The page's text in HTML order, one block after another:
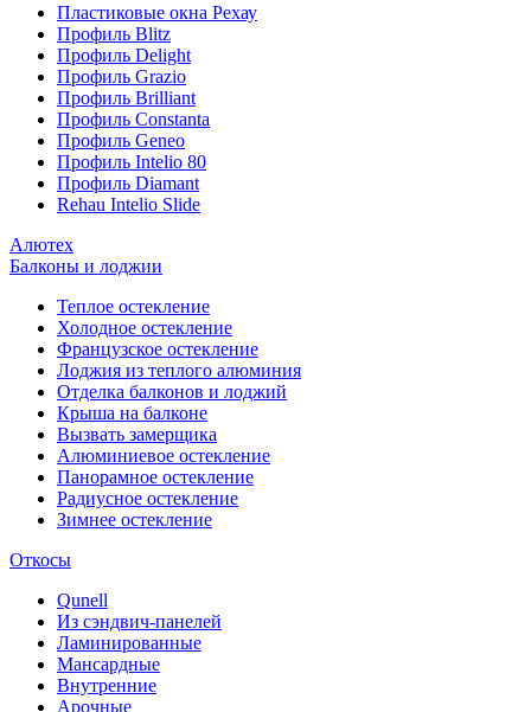
Пластиковые окна Рехау
Профиль Blitz
Профиль Delight
Профиль Grazio
Профиль Brilliant
Профиль Constanta
Профиль Geneo
Профиль Intelio 80
Профиль Diamant
Rehau Intelio Slide
Алютех
Балконы и лоджии
Теплое остекление
Холодное остекление
Французское остекление
Лоджия из теплого алюминия
Отделка балконов и лоджий
Крыша на балконе
Вызвать замерщика
Алюминиевое остекление
Панорамное остекление
Радиусное остекление
Зимнее остекление
Откосы
Qunell
Из сэндвич-панелей
Ламинированные
Мансардные
Внутренние
Арочные